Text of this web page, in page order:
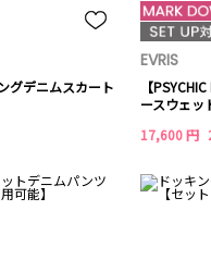
グデニムスカート
EVRIS
【
ースウェッ
17,600 円